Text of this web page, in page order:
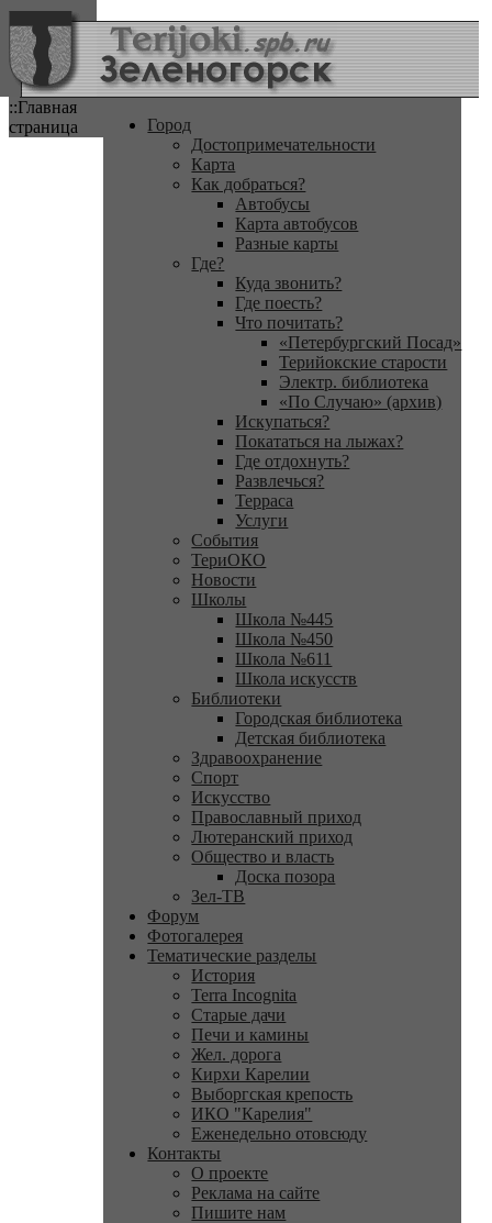
::Главная
страница
Город
Достопримечательности
Карта
Как добраться?
Автобусы
Карта автобусов
Разные карты
Где?
Куда звонить?
Где поесть?
Что почитать?
«Петербургский Посад»
Терийокские старости
Электр. библиотека
«По Случаю» (архив)
Искупаться?
Покататься на лыжах?
Где отдохнуть?
Развлечься?
Терраса
Услуги
События
ТериОКО
Новости
Школы
Школа №445
Школа №450
Школа №611
Школа искусств
Библиотеки
Городская библиотека
Детская библиотека
Здравоохранение
Спорт
Искусство
Православный приход
Лютеранский приход
Общество и власть
Доска позора
Зел-ТВ
Форум
Фотогалерея
Тематические разделы
История
Terra Incognita
Старые дачи
Печи и камины
Жел. дорога
Кирхи Карелии
Выборгская крепость
ИКО "Карелия"
Еженедельно отовсюду
Контакты
О проекте
Реклама на сайте
Пишите нам